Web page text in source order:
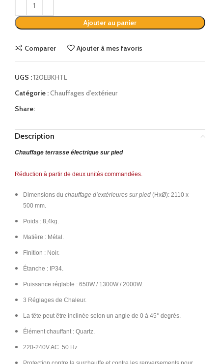
Ajouter au panier
Comparer Ajouter à mes favoris
UGS :120EBKHTL
Catégorie :Chauffages d’extérieur
Share:
Description
Chauffage terrasse électrique sur pied
Réduction à partir de deux unités commandées.
Dimensions du chauffage d’extérieures sur pied (HxØ): 2110 x
500 mm.
Poids : 8,4kg.
Matière : Métal.
Finition : Noir.
Étanche : IP34.
Puissance réglable : 650W / 1300W / 2000W.
3 Réglages de Chaleur.
La tête peut être inclinée selon un angle de 0 à 45° degrés.
Élément chauffant : Quartz.
220-240V AC. 50 Hz.